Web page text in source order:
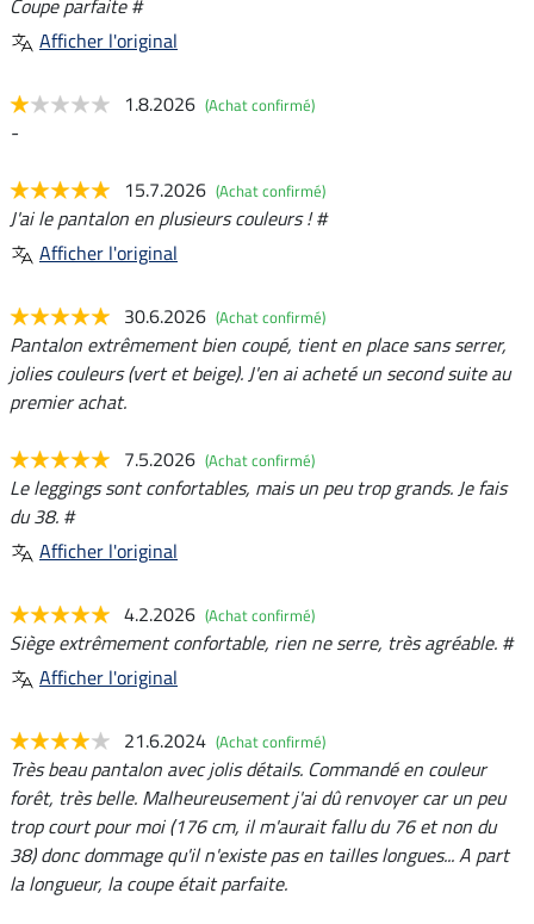
Afficher l'original
1.8.2026 (Achat confirmé)
-
15.7.2026 (Achat confirmé)
J'ai le pantalon en plusieurs couleurs ! #
Afficher l'original
30.6.2026 (Achat confirmé)
Pantalon extrêmement bien coupé, tient en place sans serrer,
jolies couleurs (vert et beige). J'en ai acheté un second suite au
premier achat.
7.5.2026 (Achat confirmé)
Le leggings sont confortables, mais un peu trop grands. Je fais
du 38. #
Afficher l'original
4.2.2026 (Achat confirmé)
Siège extrêmement confortable, rien ne serre, très agréable. #
Afficher l'original
21.6.2024 (Achat confirmé)
Très beau pantalon avec jolis détails. Commandé en couleur
forêt, très belle. Malheureusement j'ai dû renvoyer car un peu
trop court pour moi (176 cm, il m'aurait fallu du 76 et non du
38) donc dommage qu'il n'existe pas en tailles longues... A part
la longueur, la coupe était parfaite.